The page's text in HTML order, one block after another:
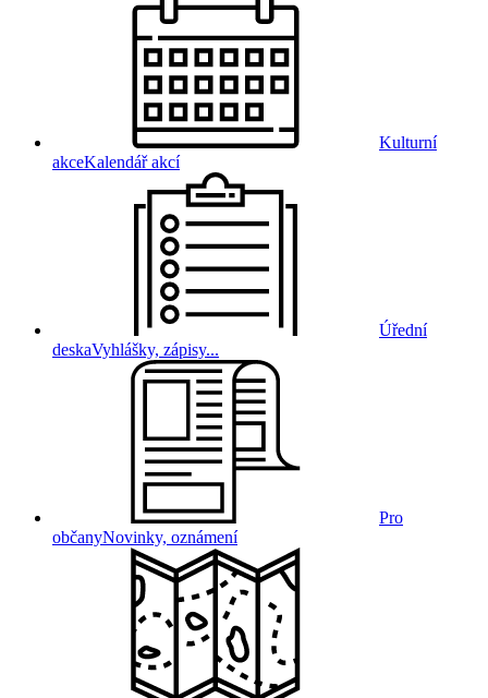
Kulturní
akceKalendář akcí
Úřední
deskaVyhlášky, zápisy...
Pro
občanyNovinky, oznámení